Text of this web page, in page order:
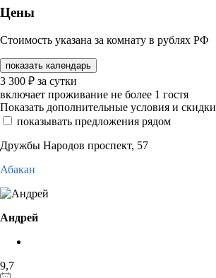
Цены
Стоимость указана за комнату в рублях РФ
показать календарь
3 300 ₽ за сутки
включает проживание не более 1 гостя
Показать дополнительные условия и скидки
показывать предложения рядом
Дружбы Народов проспект, 57
Абакан
Андрей
9,7